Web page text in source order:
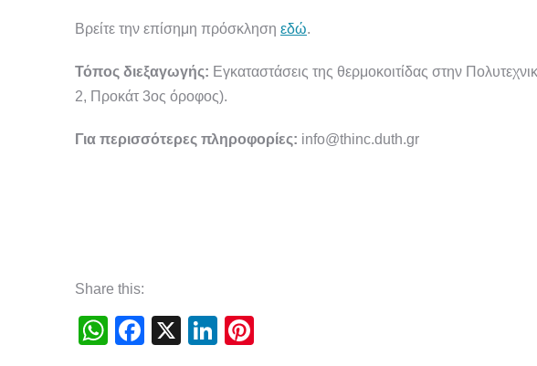
Βρείτε την επίσημη πρόσκληση εδώ.
Τόπος διεξαγωγής: Εγκαταστάσεις της θερμοκοιτίδας στην
2, Προκάτ 3ος όροφος).
Για περισσότερες πληροφορίες: info@thinc.duth.gr
Share this:
WhatsApp
Facebook
X LinkedIn